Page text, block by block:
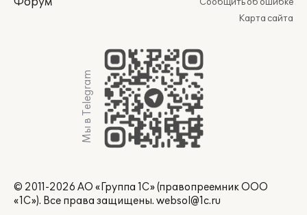
Карта сайта
Мы в Telegram
© 2011-2026 АО «Группа 1С» (правопреемник ООО
«1С»). Все права защищены. websol@1c.ru